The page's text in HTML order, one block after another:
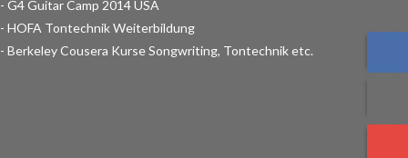
- G4 Guitar Camp 2014 USA
- HOFA Tontechnik Weiterbildung
- Berkeley Cousera Kurse Songwriting, Tontechnik etc.